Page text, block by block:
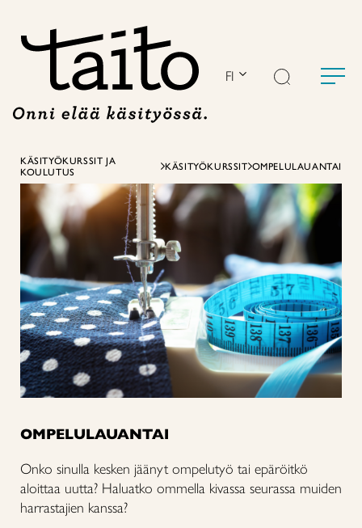
FI
KÄSITYÖKURSSIT JA
KOULUTUS
KÄSITYÖKURSSIT OMPELULAUANTAI
OMPELULAUANTAI
Onko sinulla kesken jäänyt ompelutyö tai epäröitkö
aloittaa uutta? Haluatko ommella kivassa seurassa muiden
harrastajien kanssa?